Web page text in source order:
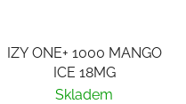
IZY ONE+ 1000 MANGO
ICE 18MG
Skladem